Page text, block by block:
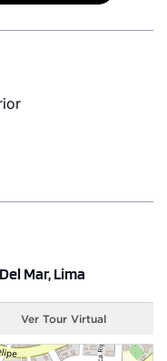
11
Mar, Lima
Ver Tour Virtual